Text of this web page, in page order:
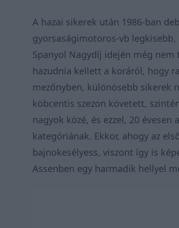
A hazai sikerek után 1986-ban
gyorsaságimotoros-vb
Spanyol Nagydíj idején még
hazudnia kellett a koráról, hogy
mezőnyben, különösebb sikerek
köbcentis szezon követett,
nagyok közé, és ezzel, 20
kategóriának. Ekkor, ahogy az
bajnokesélyess, viszont így is
Assenben egy harmadik hellyel